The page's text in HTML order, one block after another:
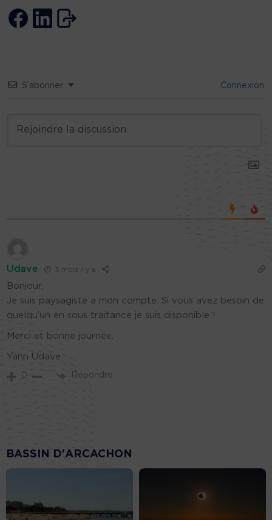
S’abonner Connexion
Udave 5 mois il y a
Bonjour,
Je suis paysagiste a mon compte. Si vous avez besoin de
quelqu’un en sous traitance je suis disponible !
Merci et bonne journée.
Yann Udave.
0 Répondre
BASSIN D'ARCACHON